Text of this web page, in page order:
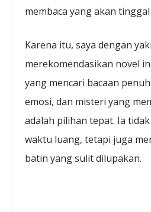
membaca yang akan
Karena itu, saya dengan
merekomendasikan novel
yang mencari bacaan
emosi, dan misteri yang
adalah pilihan tepat. Ia
waktu luang, tetapi juga
batin yang sulit dilupakan.